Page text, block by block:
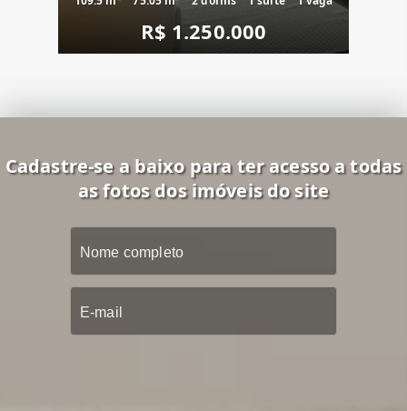
R$ 1.250.000
Cadastre-se a baixo para ter acesso a todas
as fotos dos imóveis do site